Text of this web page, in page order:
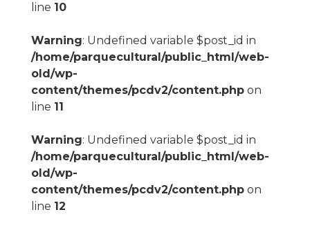
line 10
Warning: Undefined variable $post_id in
/home/parquecultural/public_html/web-
old/wp-
content/themes/pcdv2/content.phpon
line 11
Warning: Undefined variable $post_id in
/home/parquecultural/public_html/web-
old/wp-
content/themes/pcdv2/content.phpon
line 12